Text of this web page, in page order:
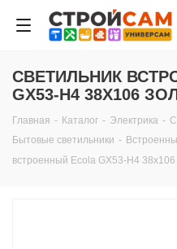
СВЕТИЛЬНИК
GX53-H4 38X106
Главная - Каталог - Электрика -
Бытовые светильники -
встроенный Ecola GX53-H4 38x106